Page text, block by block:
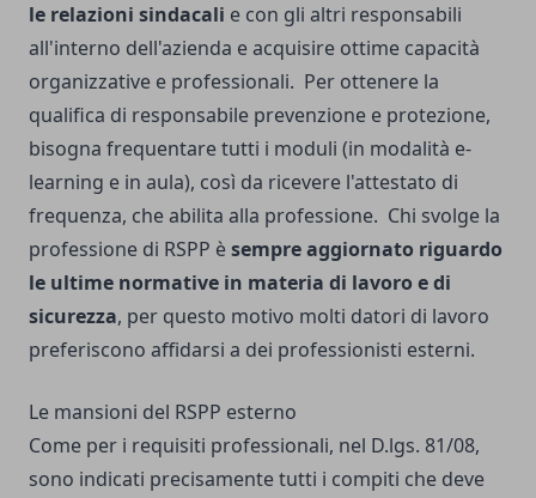
le relazioni sindacali e con gli altri responsabili
all'interno dell'azienda e acquisire ottime capacità
organizzative e professionali. Per ottenere la
qualifica di responsabile prevenzione e protezione,
bisogna frequentare tutti i moduli (in modalità e-
learning e in aula), così da ricevere l'attestato di
frequenza, che abilita alla professione. Chi svolge la
professione di RSPP èsempre aggiornato riguardo
le ultime normative in materia di lavoro e di
sicurezza, per questo motivo molti datori di lavoro
preferiscono affidarsi a dei professionisti esterni.
Le mansioni del RSPP esterno
Come per i requisiti professionali, nel D.lgs. 81/08,
sono indicati precisamente tutti i compiti che deve